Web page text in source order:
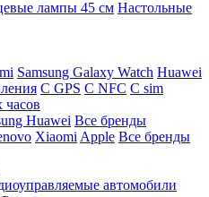
лампы 45 см Настольные
Samsung Galaxy Watch Huawei
C GPS C NFC C sim
Huawei Все бренды
Xiaomi Apple Все бренды
автомобили